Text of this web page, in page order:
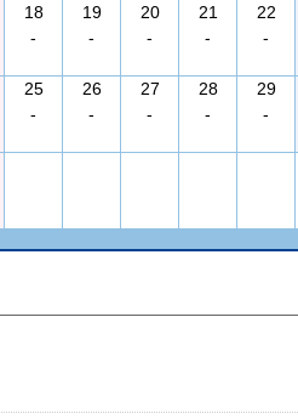
18
-
19
-
20
-
21
-
22
-
25
-
26
-
27
-
28
-
29
-